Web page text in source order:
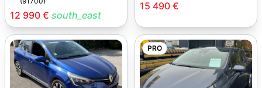
12 990 € south_east
15 490 €
PRO